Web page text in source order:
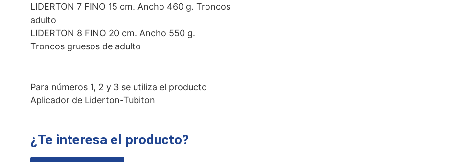
LIDERTON 7 FINO 15 cm. Ancho 460 g. Troncos
adulto
LIDERTON 8 FINO 20 cm. Ancho 550 g.
Troncos gruesos de adulto
Para números 1, 2 y 3 se utiliza el producto
Aplicador de Liderton-Tubiton
¿Te interesa el producto?